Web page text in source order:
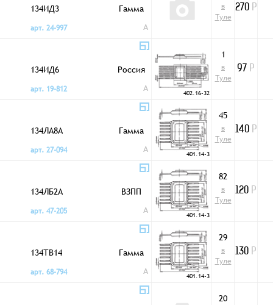
134ИД3
Гамма
арт. 24-997
A
в
Туле
270 Р
134ИД6
Россия
арт. 19-812
A 402.16-32
1
в
Туле
97 Р
134ЛА8А
Гамма
арт. 27-094
A 401.14-3
45
в
Туле
140 Р
134ЛБ2А
ВЗПП
арт. 47-205
A 401.14-3
82
в
Туле
120 Р
134ТВ14
Гамма
арт. 68-794
A 401.14-3
29
в
Туле
130 Р
20